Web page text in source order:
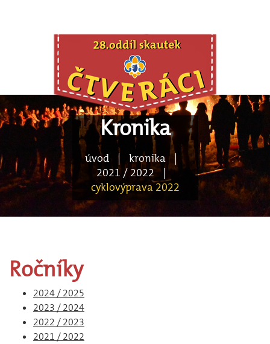
Kronika
úvod | kronika |
2021 / 2022 |
cyklovýprava 2022
Ročníky
2024 / 2025
2023 / 2024
2022 / 2023
2021 / 2022